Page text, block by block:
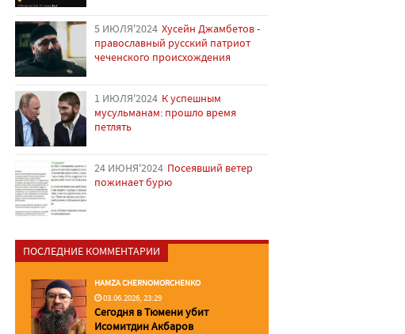
5 ИЮЛЯ'2024 Хусейн Джамбетов -
православный русский патриот
чеченского происхождения
1 ИЮЛЯ'2024 К успешным
мусульманам: прошло время
петлять
24 ИЮНЯ'2024 Посеявший ветер
пожинает бурю
ПОСЛЕДНИЕ КОММЕНТАРИИ
HAMZA CHERNOMORCHENKO
03.06.2026, 23:29
Сегодня в Тюмени убит
Исомитдин Акбаров